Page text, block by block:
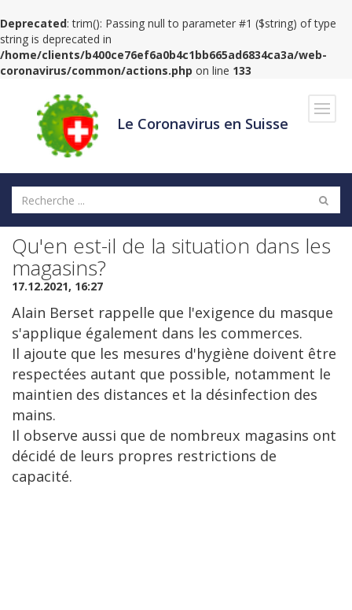
Deprecated: trim(): Passing null to parameter #1 ($string) of type
string is deprecated in
/home/clients/b400ce76ef6a0b4c1bb665ad6834ca3a/web-
coronavirus/common/actions.php on line 133
Le Coronavirus en Suisse
Qu'en est-il de la situation dans les
magasins?
17.12.2021, 16:27
Alain Berset rappelle que l'exigence du masque
s'applique également dans les commerces.
Il ajoute que les mesures d'hygiène doivent être
respectées autant que possible, notamment le
maintien des distances et la désinfection des
mains.
Il observe aussi que de nombreux magasins ont
décidé de leurs propres restrictions de
capacité.